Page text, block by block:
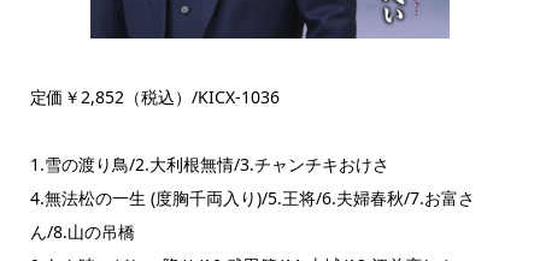
定価￥2,852（税込）/KICX-1036
1.雪の渡り鳥/2.大利根無情/3.チャンチキおけさ
4.無法松の一生 (度胸千両入り)/5.王将/6.夫婦春秋/7.お富さ
ん/8.山の吊橋